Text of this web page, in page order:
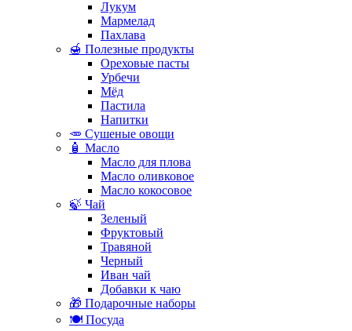
Лукум
Мармелад
Пахлава
🍯 Полезные продукты
Ореховые пасты
Урбечи
Мёд
Пастила
Напитки
🥕 Сушеные овощи
🧴 Масло
Масло для плова
Масло оливковое
Масло кокосовое
🍃 Чай
Зеленый
Фруктовый
Травяной
Черный
Иван чай
Добавки к чаю
🎁 Подарочные наборы
🍽️ Посуда